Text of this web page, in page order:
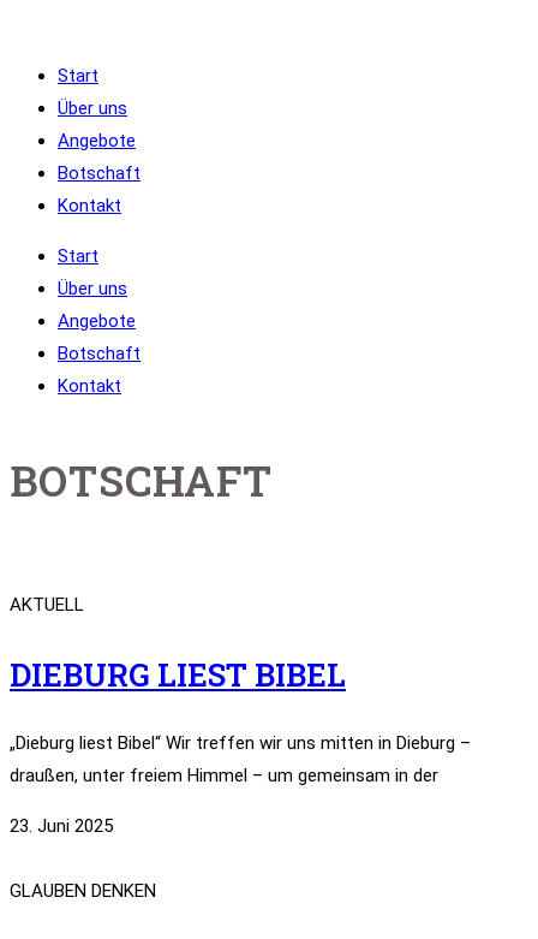
springen
Start
Über uns
Angebote
Botschaft
Kontakt
Start
Über uns
Angebote
Botschaft
Kontakt
BOTSCHAFT
AKTUELL
DIEBURG LIEST BIBEL
„Dieburg liest Bibel“ Wir treffen wir uns mitten in Dieburg –
draußen, unter freiem Himmel – um gemeinsam in der
23. Juni 2025
GLAUBEN DENKEN